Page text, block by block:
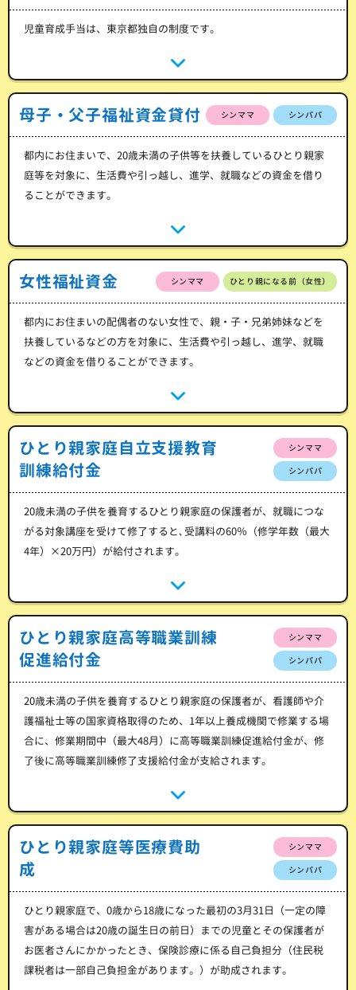
児童育成手当は、東京都独自の制度です。
母子・父子福祉資金貸付 シンママ シンパパ
都内にお住まいで、20歳未満の子供等を扶養しているひとり親家
庭等を対象に、生活費や引っ越し、進学、就職などの資金を借り
ることができます。
女性福祉資金 シンママ ひとり親になる前（女性）
都内にお住まいの配偶者のない女性で、親・子・兄弟姉妹などを
扶養しているなどの方を対象に、生活費や引っ越し、進学、就職
などの資金を借りることができます。
ひとり親家庭自立支援教育
訓練給付金
シンママ
シンパパ
20歳未満の子供を養育するひとり親家庭の保護者が、就職につな
がる対象講座を受けて修了すると､受講料の60％（修学年数（最大
4年）×20万円）が給付されます。
ひとり親家庭高等職業訓練
促進給付金
シンママ
シンパパ
20歳未満の子供を養育するひとり親家庭の保護者が、看護師や介
護福祉士等の国家資格取得のため、1年以上養成機関で修業する場
合に、修業期間中（最大48月）に高等職業訓練促進給付金が、修
了後に高等職業訓練修了支援給付金が支給されます。
ひとり親家庭等医療費助
成
シンママ
シンパパ
ひとり親家庭で、0歳から18歳になった最初の3月31日（一定の障
害がある場合は20歳の誕生日の前日）までの児童とその保護者が
お医者さんにかかったとき、保険診療に係る自己負担分（住民税
課税者は一部自己負担金があります。）が助成されます。